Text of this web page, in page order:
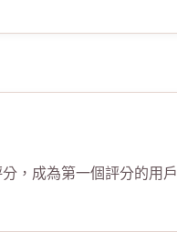
，成為第一個評分的用戶